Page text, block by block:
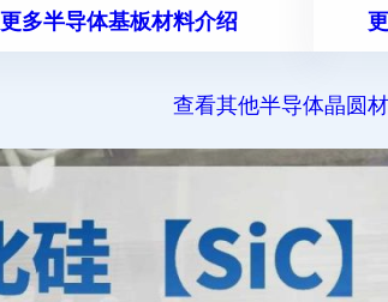
更多半导体基板材料介绍
查看其他半导体晶圆